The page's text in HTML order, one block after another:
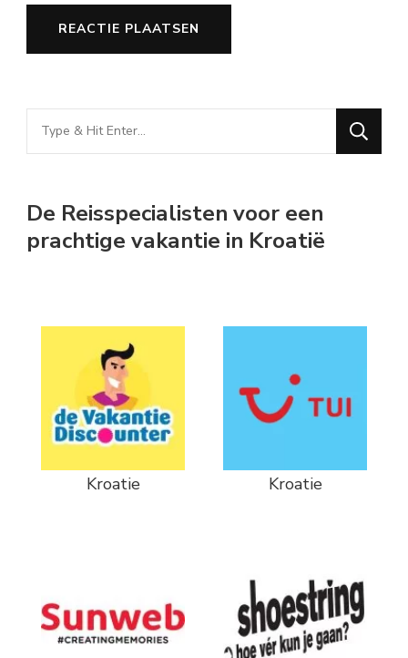
Looking
for
De Reisspecialisten voor een
prachtige vakantie in Kroatië
Kroatie Kroatie